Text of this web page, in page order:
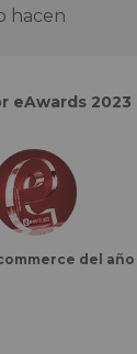
hacen
eAwards 2023
del año